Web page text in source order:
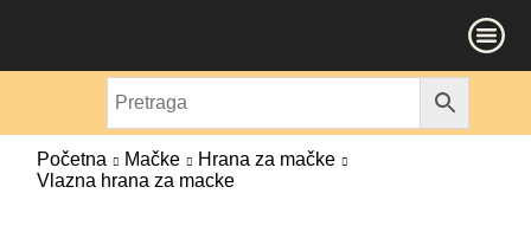
Početna Mačke
Hrana za mačke
Vlazna hrana za macke